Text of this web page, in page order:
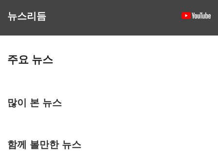
뉴스리듬
주요 뉴스
많이 본 뉴스
함께 볼만한 뉴스